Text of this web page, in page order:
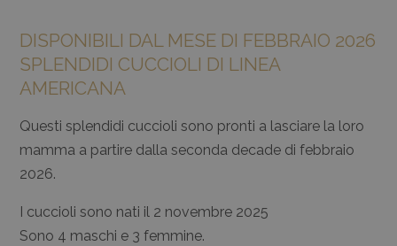
DISPONIBILI DAL MESE DI FEBBRAIO 2026
SPLENDIDI CUCCIOLI DI LINEA
AMERICANA
Questi splendidi cuccioli sono pronti a lasciare la loro
mamma a partire dalla seconda decade di febbraio
2026.
I cuccioli sono nati il 2 novembre 2025
Sono 4 maschi e 3 femmine.